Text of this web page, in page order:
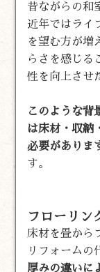
昔ながらの和
近年ではライ
を望む方が増
らさを感じる
性を向上させ
このような背
は床材・収納
必要がありま
す。
フローリン
床材を畳から
リフォームの
厚みの違いに